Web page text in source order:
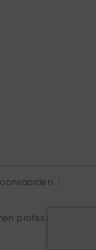
professionals